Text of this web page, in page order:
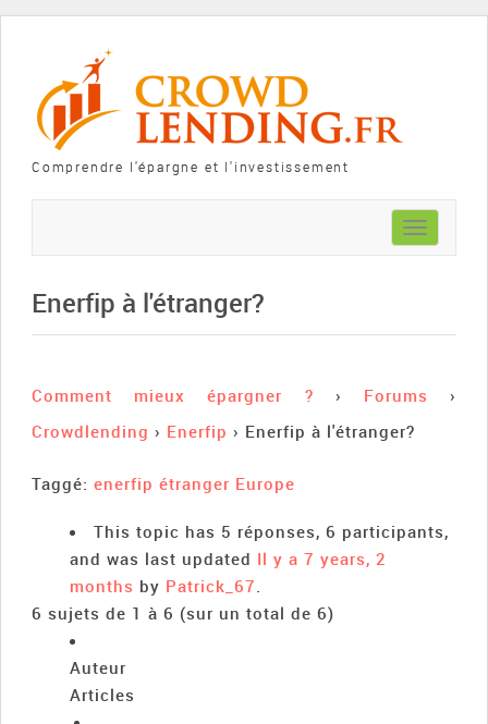
Comprendre l'épargne et l'investissement
Toggle
navigation
Enerfip à l'étranger?
Comment mieux épargner ? › Forums
›
Crowdlending › Enerfip › Enerfip à l'étranger?
Taggé: enerfip étranger Europe
This topic has 5 réponses, 6 participants,
and was last updated Il y a 7 years, 2
months by Patrick_67.
6 sujets de 1 à 6 (sur un total de 6)
Auteur
Articles